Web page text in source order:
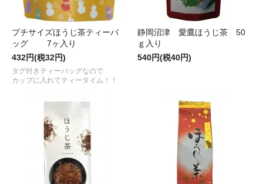
プチサイズほうじ茶ティーバ
ッグ 7ヶ入り
432円(税32円)
タグ付きティーバッグなので
カップに入れてティータイム！！
静岡沼津 愛鷹ほうじ茶 50
ｇ入り
540円(税40円)